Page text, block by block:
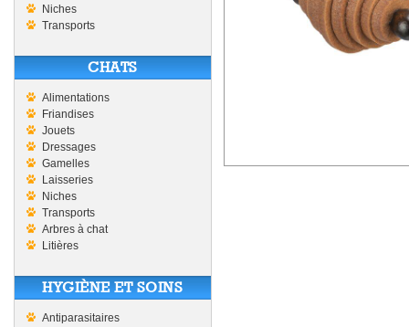
Niches
Transports
CHATS
Alimentations
Friandises
Jouets
Dressages
Gamelles
Laisseries
Niches
Transports
Arbres à chat
Litières
HYGIÈNE ET SOINS
Antiparasitaires